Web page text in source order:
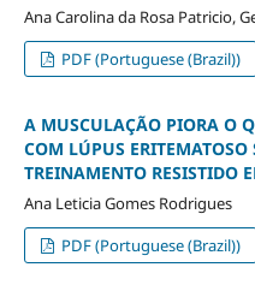
Ana Carolina da Rosa Patricio,
PDF (Portuguese (Brazil))
A MUSCULAÇÃO PIORA O
COM LÚPUS ERITEMATOSO
TREINAMENTO RESISTIDO
Ana Leticia Gomes Rodrigues
PDF (Portuguese (Brazil))